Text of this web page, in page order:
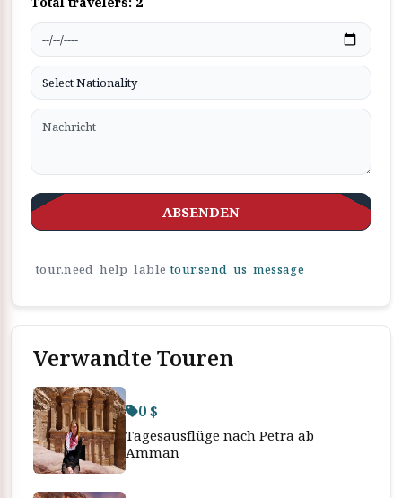
ABSENDEN
tour.need_help_lable tour.send_us_message
Verwandte Touren
0 $
Tagesausflüge nach Petra ab
Amman